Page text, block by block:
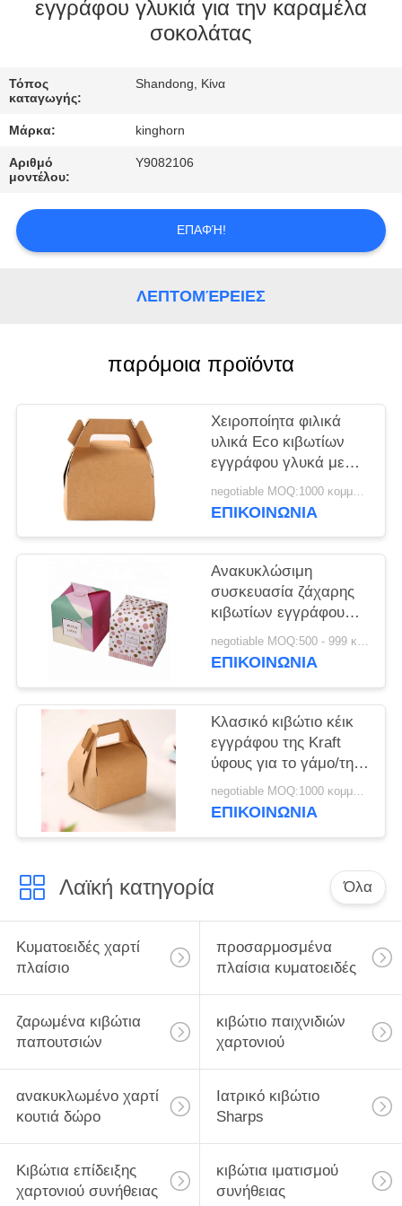
ΈΛΕΓΧΟΣ
ΕΛΆΤΕ
ΣΕ
ΕΠΑΦΉ
ΜΕ
ΖΗΤΉΣΤΕ
ΑΠΌΣΠΑΣΜΑ
ΕΙΔΉΣΕΙΣ
εγγράφου γλυκιά για την καραμέλα
σοκολάτας
Τόπος
καταγωγής:
Shandong, Κίνα
Μάρκα: kinghorn
Αριθμό
μοντέλου:
Y9082106
ΕΠΑΦΉ!
ΛΕΠΤΟΜΈΡΕΙΕΣ
παρόμοια προϊόντα
Χειροποίητα φιλικά
υλικά Eco κιβωτίων
εγγράφου γλυκά με
την εκτύπωση
λογότυπων συνήθειας
negotiable MOQ:1000 κομμάτια (1 μέρος)
ΕΠΙΚΟΙΝΩΝΙΑ
Ανακυκλώσιμη
συσκευασία ζάχαρης
κιβωτίων εγγράφου
γλυκιά με την
πιστοποίηση CE
negotiable MOQ:500 - 999 κομμάτια
ΕΠΙΚΟΙΝΩΝΙΑ
Κλασικό κιβώτιο κέικ
εγγράφου της Kraft
ύφους για το γάμο/τη
δραστηριότητα/το
κιβώτιο δώρων
negotiable MOQ:1000 κομμάτια (1 μέρος)
ΕΠΙΚΟΙΝΩΝΙΑ
Λαϊκή κατηγορία Όλα
Κυματοειδές χαρτί
πλαίσιο
προσαρμοσμένα
πλαίσια κυματοειδές
ζαρωμένα κιβώτια
παπουτσιών
κιβώτιο παιχνιδιών
χαρτονιού
ανακυκλωμένο χαρτί
κουτιά δώρο
Ιατρικό κιβώτιο
Sharps
Κιβώτια επίδειξης
χαρτονιού συνήθειας
κιβώτια ιματισμού
συνήθειας